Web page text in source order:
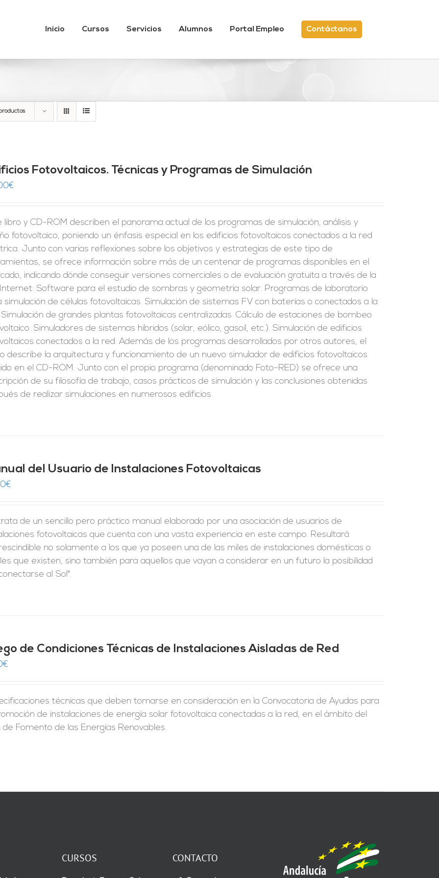
Inicio Cursos Servicios Alumnos Portal Empleo Contáctanos
Fotovoltaicos. Técnicas y Programas de Simulación
€
libro y CD-ROM describen el panorama actual de los programas de simulación, análisis y
fotovoltaico, poniendo un énfasis especial en los edificios fotovoltaicos conectados a la red
Junto con varias reflexiones sobre los objetivos y estrategias de este tipo de
se ofrece información sobre más de un centenar de programas disponibles en el
indicando dónde conseguir versiones comerciales o de evaluación gratuita a través de la
Software para el estudio de sombras y geometría solar. Programas de laboratorio
simulación de células fotovoltaicas. Simulación de sistemas FV con baterías o conectados a la
de grandes plantas fotovoltaicas centralizadas. Cálculo de estaciones de bombeo
Simuladores de sistemas híbridos (solar, eólico, gasoil, etc.). Simulación de edificios
conectados a la red. Además de los programas desarrollados por otros autores, el
describe la arquitectura y funcionamiento de un nuevo simulador de edificios fotovoltaicos
en el CD-ROM. Junto con el propio programa (denominado Foto-RED) se ofrece una
de su filosofía de trabajo, casos prácticos de simulación y las conclusiones obtenidas
de realizar simulaciones en numerosos edificios.
del Usuario de Instalaciones Fotovoltaicas
€
de un sencillo pero práctico manual elaborado por una asociación de usuarios de
fotovoltaicas que cuenta con una vasta experiencia en este campo. Resultará
no solamente a los que ya poseen una de las miles de instalaciones domésticas o
que existen, sino también para aquellos que vayan a considerar en un futuro la posibilidad
al Sol".
de Condiciones Técnicas de Instalaciones Aisladas de Red
€
técnicas que deben tomarse en consideración en la Convocatoria de Ayudas para
de instalaciones de energía solar fotovoltaica conectadas a la red, en el ámbito del
de Fomento de las Energías Renovables.
CURSOS CONTACTO